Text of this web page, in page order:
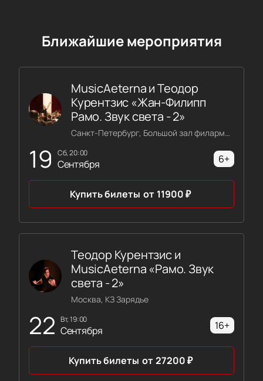
Ближайшие мероприятия
19 сб, 20:00
Сентября
MusicAeterna и Теодор
Курентзис «Жан-Филипп
Рамо. Звук света - 2»
Санкт-Петербург, Большой зал филармонии имени Шостаковича
6+
Купить билеты от 11900₽
22 вт, 19:00
Сентября
Теодор Курентзис и
MusicAeterna «Рамо. Звук
света - 2»
Москва, КЗ Зарядье
16+
Купить билеты от 27200₽